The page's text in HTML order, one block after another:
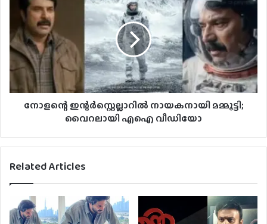
നോളന്റെ ഇന്റർസ്റ്റെല്ലാറിൽ നായകനായി മമ്മൂട്ടി;
വൈറലായി എഐ വീഡിയോ
Related Articles